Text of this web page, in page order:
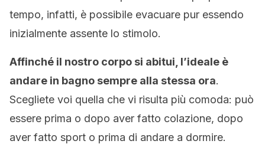
tempo, infatti, è possibile evacuare pur essendo
inizialmente assente lo stimolo.
Affinché il nostro corpo si abitui, l’ideale è
andare in bagno sempre alla stessa ora.
Scegliete voi quella che vi risulta più comoda: può
essere prima o dopo aver fatto colazione, dopo
aver fatto sport o prima di andare a dormire.